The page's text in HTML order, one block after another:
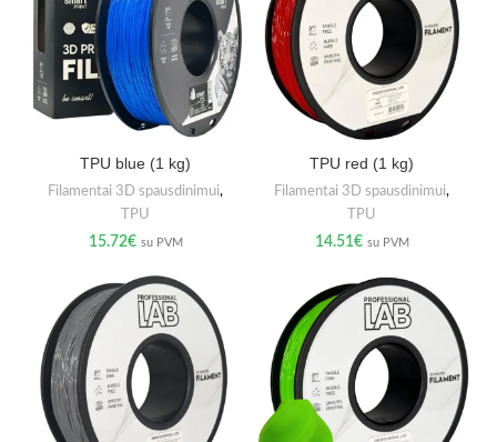
TPU blue (1 kg)
Filamentai 3D spausdinimui,
TPU
15.72€ su PVM
TPU red (1 kg)
Filamentai 3D spausdinimui,
TPU
14.51€ su PVM